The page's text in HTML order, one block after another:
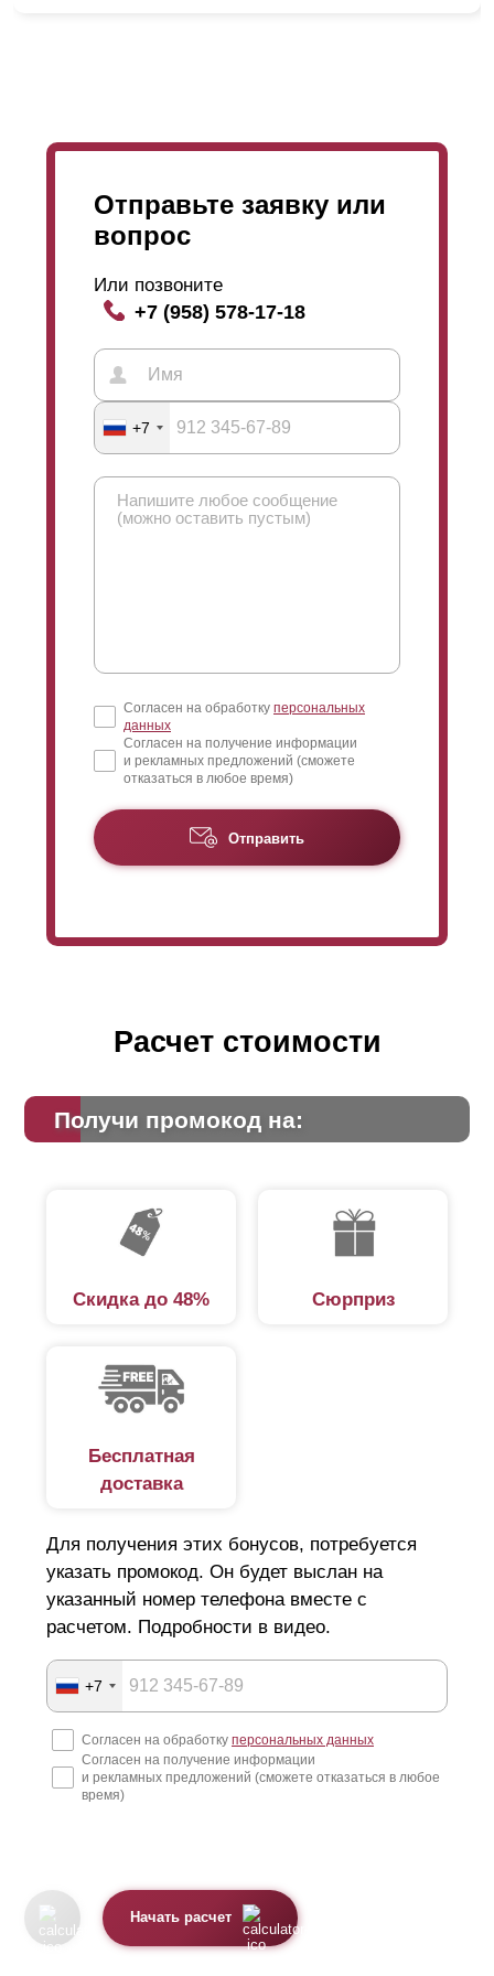
Также мы предоставляем возможность для Вас
выбрать глубину 50; 60; 80 мм и высоту
1,5 мм. С увеличением глубины секции,
увеличивается и высоталамели. А чем больше
приобретает массивности. Глубина секции и
ламелиникаким образом не действует на
срок эксплуатации забора. Менеджеры помогут вам с
выбором и продемонстрируют образцы.
То есть, выбирая забор Вы можете быть уверенны в
его качестве, главное рассчитывайте на свои
пожелания и желаемую суму стоимости готового
Отправьте заявку или
вопрос
Или позвоните
+7 (958) 578-17-18
+7
Согласен на обработку персональных
данных
Согласен на получение информации
и рекламных предложений (сможете
отказаться в любое время)
Отправить
Расчет стоимости
Получи промокод на:
Скидка до 48% Сюрприз
Бесплатная
доставка
Для получения этих бонусов, потребуется
указать промокод. Он будет выслан на
указанный номер телефона вместе с
расчетом. Подробности в видео.
+7
Согласен на обработку персональных данных
Согласен на получение информации
и рекламных предложений (сможете отказаться в любое
время)
Начать расчет